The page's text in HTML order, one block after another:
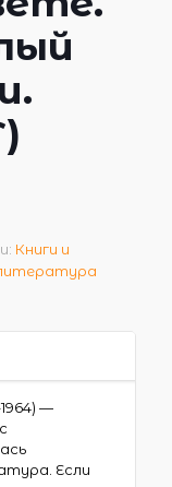
Книги и
—
Если